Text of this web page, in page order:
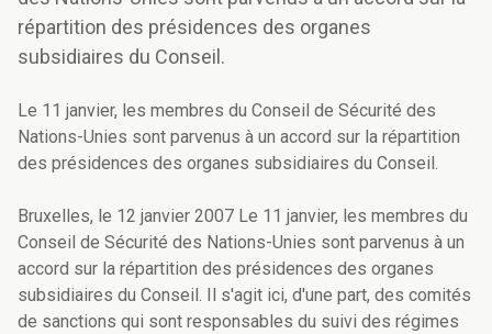
répartition des présidences des organes
subsidiaires du Conseil.
Le 11 janvier, les membres du Conseil de Sécurité des
Nations-Unies sont parvenus à un accord sur la répartition
des présidences des organes subsidiaires du Conseil.
Bruxelles, le 12 janvier 2007 Le 11 janvier, les membres du
Conseil de Sécurité des Nations-Unies sont parvenus à un
accord sur la répartition des présidences des organes
subsidiaires du Conseil. Il s'agit ici, d'une part, des comités
de sanctions qui sont responsables du suivi des régimes